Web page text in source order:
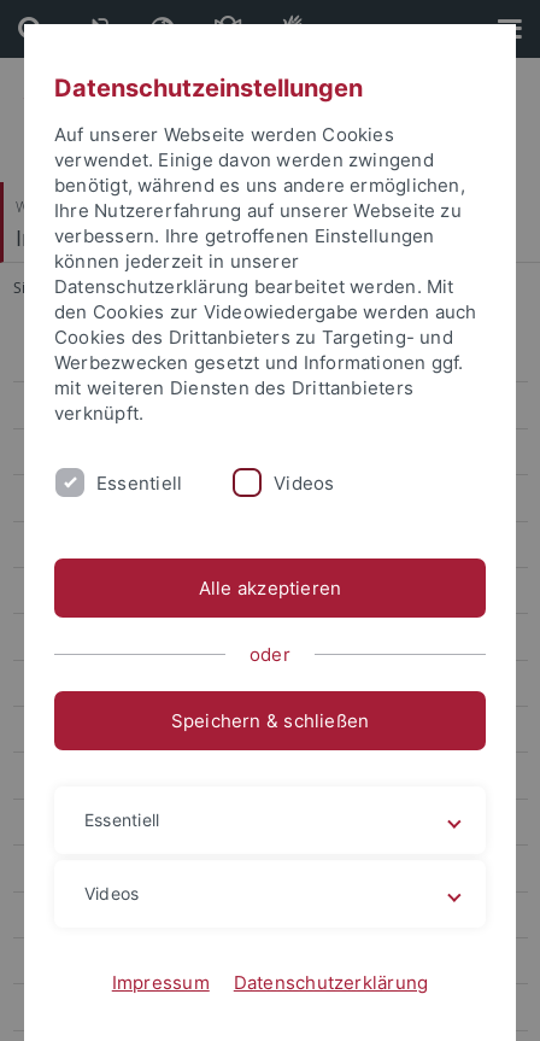
Direkt
zum
Inhalt
Direkt
zur
Fußleiste
Wirtschafts- und Sozialwissenschaftliche Fakultät
Institut für Erziehungswissenschaft
Sie sind hier: Startseite ... Kohler, Britta, Prof. Dr.
Arbeitsgruppen
Personal
Bohl, Thorsten, Prof. Dr.
Lachner, Andreas, Prof. Dr.
Syring, Marcus, Prof. Dr.
Datenschutzeinstellungen
Auf unserer Webseite werden Cookies
verwendet. Einige davon werden zwingend
benötigt, während es uns andere ermöglichen,
Ihre Nutzererfahrung auf unserer Webseite zu
verbessern. Ihre getroffenen Einstellungen
können jederzeit in unserer
Datenschutzerklärung bearbeitet werden. Mit
den Cookies zur Videowiedergabe werden auch
Cookies des Drittanbieters zu Targeting- und
Werbezwecken gesetzt und Informationen ggf.
mit weiteren Diensten des Drittanbieters
verknüpft.
Essentiell Videos
Alle akzeptieren
oder
Speichern & schließen
Essentiell
Videos
Impressum Datenschutzerklärung